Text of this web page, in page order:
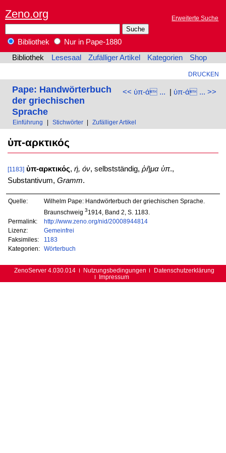
Zeno.org Erweiterte Suche
Bibliothek
Nur in Pape-1880
Bibliothek
Lesesaal Zufälliger Artikel Kategorien Shop
DRUCKEN
<< ὑπ-ά ... | ὑπ-ά ... >>
Pape: Handwörterbuch
der griechischen
Sprache
Einführung Stichwörter Zufälliger Artikel
ὑπ-αρκτικός
[1183] ὑπ-αρκτικός, ή, όν, selbstständig, ῥῆμα ὑπ.,
Substantivum, Gramm.
Quelle:
Wilhelm Pape: Handwörterbuch der griechischen Sprache.
Braunschweig 31914, Band 2, S. 1183.
Permalink:
http://www.zeno.org/nid/20008944814
Lizenz:
Gemeinfrei
Faksimiles:
1183
Kategorien:
Wörterbuch
ZenoServer 4.030.014 Nutzungsbedingungen
Datenschutzerklärung
Impressum